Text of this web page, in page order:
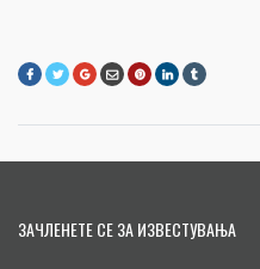
ЗАЧЛЕНЕТЕ СЕ ЗА ИЗВЕСТУВАЊА